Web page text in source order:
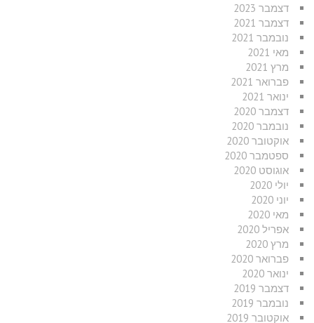
דצמבר 2023
דצמבר 2021
נובמבר 2021
מאי 2021
מרץ 2021
פברואר 2021
ינואר 2021
דצמבר 2020
נובמבר 2020
אוקטובר 2020
ספטמבר 2020
אוגוסט 2020
יולי 2020
יוני 2020
מאי 2020
אפריל 2020
מרץ 2020
פברואר 2020
ינואר 2020
דצמבר 2019
נובמבר 2019
אוקטובר 2019